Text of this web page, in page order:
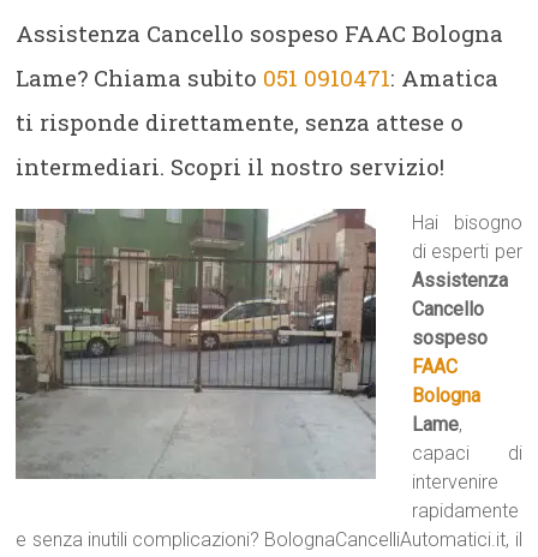
Assistenza Cancello sospeso FAAC Bologna
Lame? Chiama subito 051 0910471: Amatica
ti risponde direttamente, senza attese o
intermediari. Scopri il nostro servizio!
Hai bisogno
di esperti per
Assistenza
Cancello
sospeso
FAAC
Bologna
Lame,
capaci di
intervenire
rapidamente
e senza inutili complicazioni? BolognaCancelliAutomatici.it, il